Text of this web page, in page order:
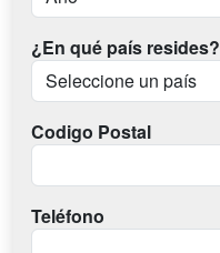
¿En qué país resides?
Codigo Postal
Teléfono